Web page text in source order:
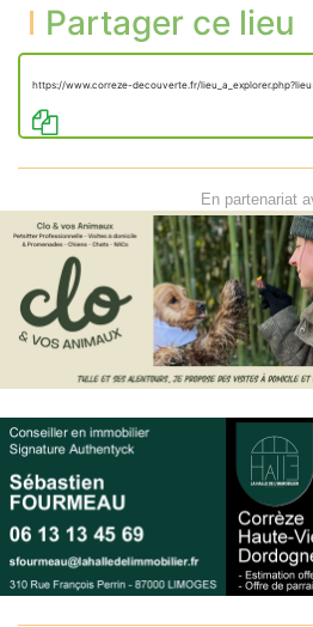
Partager ce lieu
https://www.correze-decouverte.fr/
En partenariat